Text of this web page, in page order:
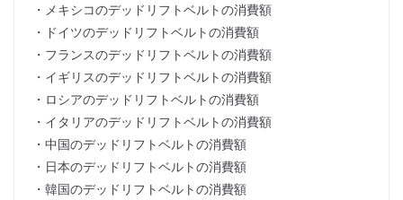
・メキシコのデッドリフトベルトの消費額
・ドイツのデッドリフトベルトの消費額
・フランスのデッドリフトベルトの消費額
・イギリスのデッドリフトベルトの消費額
・ロシアのデッドリフトベルトの消費額
・イタリアのデッドリフトベルトの消費額
・中国のデッドリフトベルトの消費額
・日本のデッドリフトベルトの消費額
・韓国のデッドリフトベルトの消費額